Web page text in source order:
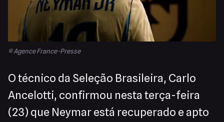
© Agence France-Presse
O técnico da Seleção Brasileira, Carlo
Ancelotti, confirmou nesta terça-feira
(23) que Neymar está recuperado e apto